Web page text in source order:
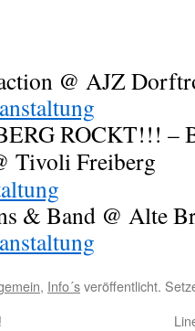
@ AJZ
ROCKT!!! –
Tivoli
& Band @ Alte
, Info´sveröffentlicht.